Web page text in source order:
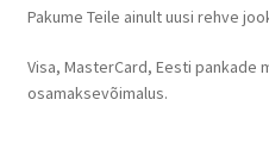
Pakume Teile ainult uusi rehve
Visa, MasterCard, Eesti pankade
osamaksevõimalus.